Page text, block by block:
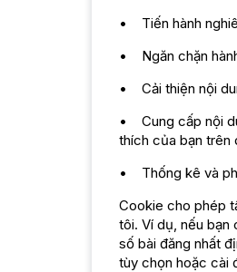
• Tiến hành
• Ngăn chặn
• Cải thiện nội
• Cung cấp nội
thích của bạn trên
• Thống kê và
Cookie cho phép
tôi. Ví dụ, nếu
số bài đăng nhất
tùy chọn hoặc cài